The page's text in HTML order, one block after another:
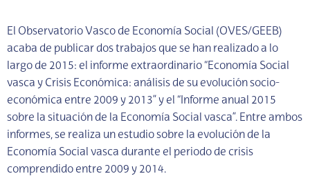
El Observatorio Vasco de Economía Social (OVES/GEEB)
acaba de publicar dos trabajos que se han realizado a lo
largo de 2015: el informe extraordinario “Economía Social
vasca y Crisis Económica: análisis de su evolución socio-
económica entre 2009 y 2013” y el “Informe anual 2015
sobre la situación de la Economía Social vasca”. Entre ambos
informes, se realiza un estudio sobre la evolución de la
Economía Social vasca durante el periodo de crisis
comprendido entre 2009 y 2014.